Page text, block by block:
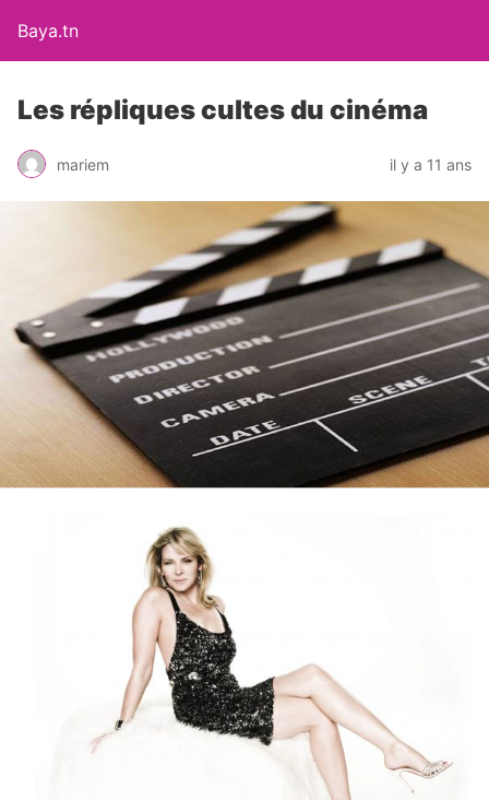
Baya.tn
Les répliques cultes du cinéma
mariem il y a 11 ans